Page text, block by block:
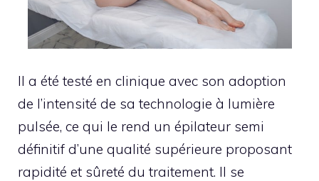
Il a été testé en clinique avec son adoption
de l’intensité de sa technologie à lumière
pulsée, ce qui le rend un épilateur semi
définitif d’une qualité supérieure proposant
rapidité et sûreté du traitement. Il se